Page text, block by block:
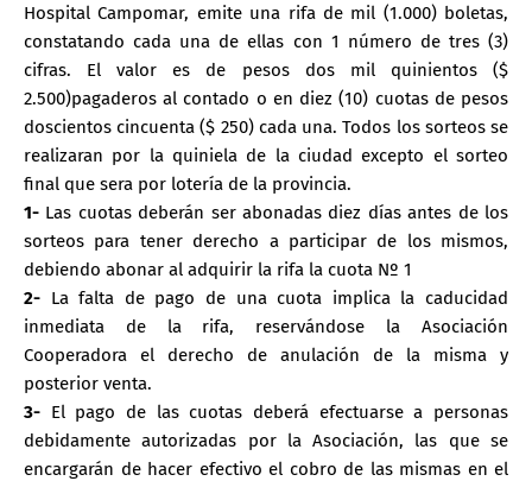
Hospital Campomar, emite una rifa de mil (1.000) boletas,
constatando cada una de ellas con 1 número de tres (3)
cifras. El valor es de pesos dos mil quinientos ($
2.500)pagaderos al contado o en diez (10) cuotas de pesos
doscientos cincuenta ($ 250) cada una. Todos los sorteos se
realizaran por la quiniela de la ciudad excepto el sorteo
final que sera por lotería de la provincia.
1- Las cuotas deberán ser abonadas diez días antes de los
sorteos para tener derecho a participar de los mismos,
debiendo abonar al adquirir la rifa la cuota Nº 1
2- La falta de pago de una cuota implica la caducidad
inmediata de la rifa, reservándose la Asociación
Cooperadora el derecho de anulación de la misma y
posterior venta.
3- El pago de las cuotas deberá efectuarse a personas
debidamente autorizadas por la Asociación, las que se
encargarán de hacer efectivo el cobro de las mismas en el